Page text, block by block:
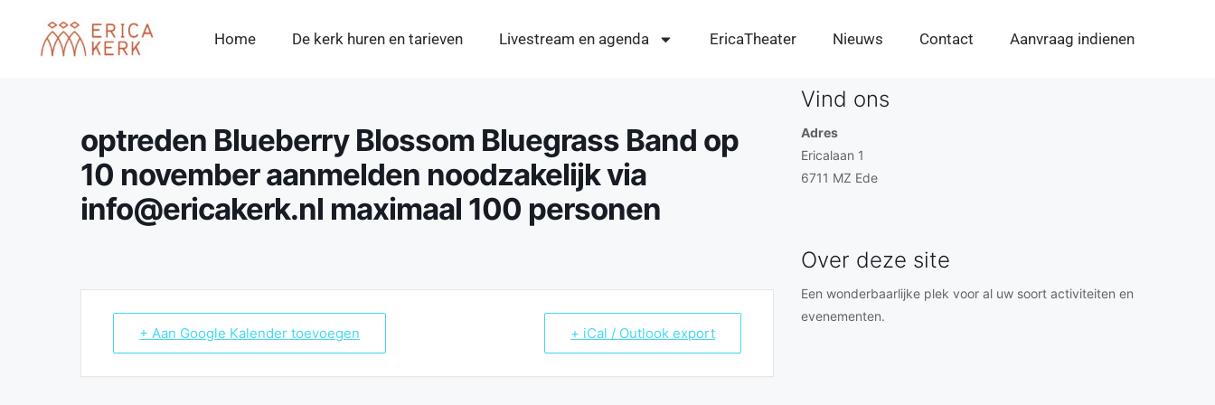
Home De kerk huren en tarieven Livestream en agenda EricaTheater Nieuws Contact Aanvraag indienen
optreden Blueberry Blossom Bluegrass Band op
10 november aanmelden noodzakelijk via
info@ericakerk.nl maximaal 100 personen
+ Aan Google Kalender toevoegen + iCal / Outlook export
Vind ons
Adres
Ericalaan 1
6711 MZ Ede
Over deze site
Een wonderbaarlijke plek voor al uw soort activiteiten en
evenementen.